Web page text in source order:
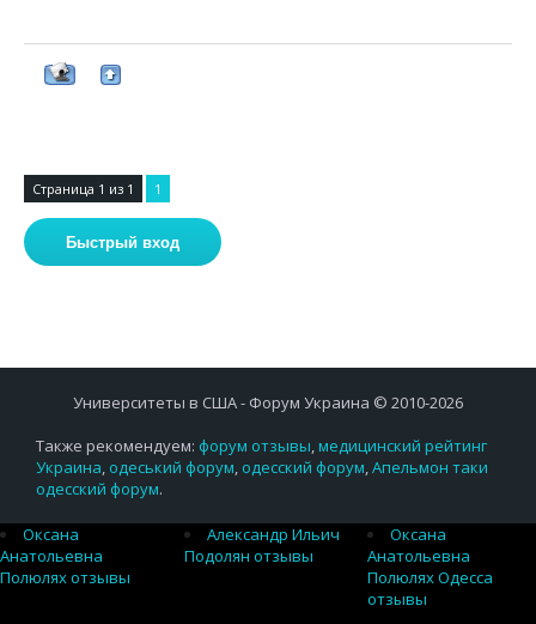
Страница 1 из 1 1
Университеты в США - Форум Украина © 2010-2026
Также рекомендуем: форум отзывы,медицинский рейтинг
Украина, одеський форум, одесский форум,Апельмон таки
одесский форум.
Оксана
Анатольевна
Полюлях отзывы
Александр Ильич
Подолян отзывы
Оксана
Анатольевна
Полюлях Одесса
отзывы